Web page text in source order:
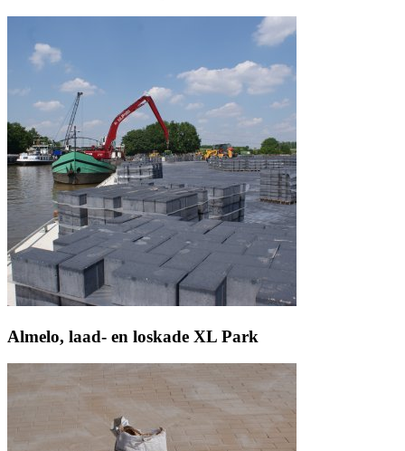
Almelo, laad- en loskade XL Park